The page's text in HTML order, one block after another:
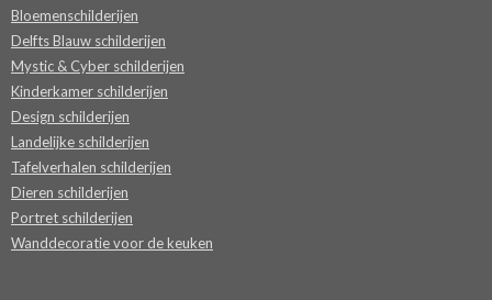
Bloemenschilderijen
Delfts Blauw schilderijen
Mystic & Cyber schilderijen
Kinderkamer schilderijen
Design schilderijen
Landelijke schilderijen
Tafelverhalen schilderijen
Dieren schilderijen
Portret schilderijen
Wanddecoratie voor de keuken